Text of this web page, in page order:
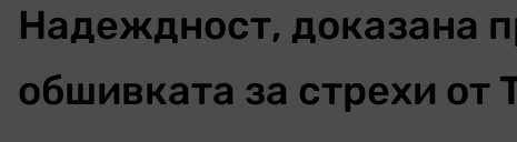
Надеждност, доказана
обшивката за стрехи от